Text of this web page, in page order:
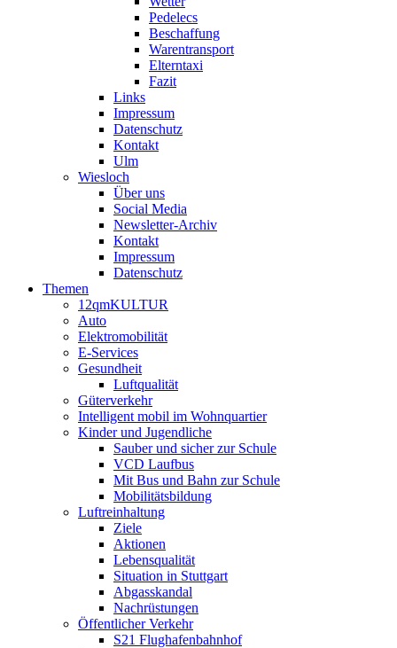
Pedelecs
Beschaffung
Warentransport
Elterntaxi
Fazit
Links
Impressum
Datenschutz
Kontakt
Ulm
Wiesloch
Über uns
Social Media
Newsletter-Archiv
Kontakt
Impressum
Datenschutz
Themen
12qmKULTUR
Auto
Elektromobilität
E-Services
Gesundheit
Luftqualität
Güterverkehr
Intelligent mobil im Wohnquartier
Kinder und Jugendliche
Sauber und sicher zur Schule
VCD Laufbus
Mit Bus und Bahn zur Schule
Mobilitätsbildung
Luftreinhaltung
Ziele
Aktionen
Lebensqualität
Situation in Stuttgart
Abgasskandal
Nachrüstungen
Öffentlicher Verkehr
S21 Flughafenbahnhof